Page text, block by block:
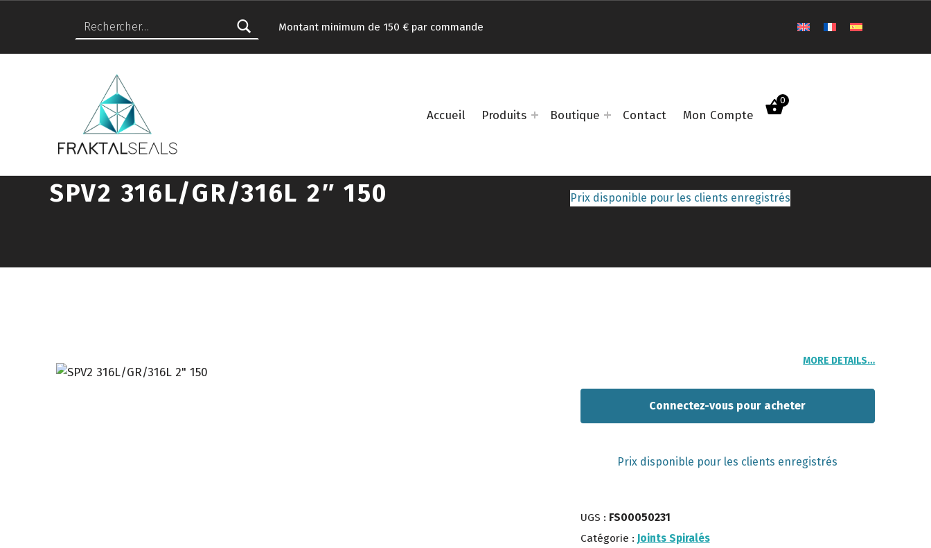
Accueil Produits Boutique Contact Mon Compte
0
Montant minimum de 150 € par commande
SPV2 316L/GR/316L 2″ 150 Prix disponible pour les clients enregistrés
MORE DETAILS…
Connectez-vous pour acheter
Prix disponible pour les clients enregistrés
UGS : FS00050231
Catégorie : Joints Spiralés